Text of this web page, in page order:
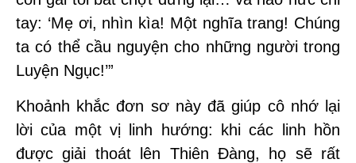
tay: ‘Mẹ ơi, nhìn kìa! Một nghĩa trang! Chúng
ta có thể cầu nguyện cho những người trong
Luyện Ngục!’”
Khoảnh khắc đơn sơ này đã giúp cô nhớ lại
lời của một vị linh hướng: khi các linh hồn
được giải thoát lên Thiên Đàng, họ sẽ rất